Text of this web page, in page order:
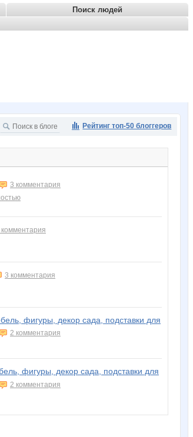
Поиск людей
Рейтинг топ-50 блоггеров
3 комментария
комментария
3 комментария
фигуры, декор сада, подставки для
2 комментария
фигуры, декор сада, подставки для
2 комментария